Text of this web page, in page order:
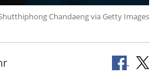
Chandaeng via Getty Images